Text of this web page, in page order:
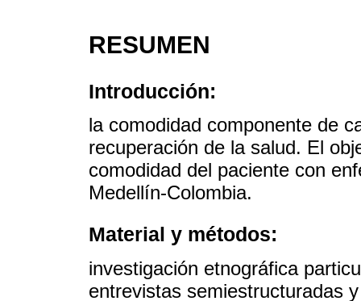
RESUMEN
Introducción:
la comodidad componente de
recuperación de la salud. El
comodidad del paciente con
Medellín-Colombia.
Material y métodos:
investigación etnográfica
entrevistas semiestructuradas